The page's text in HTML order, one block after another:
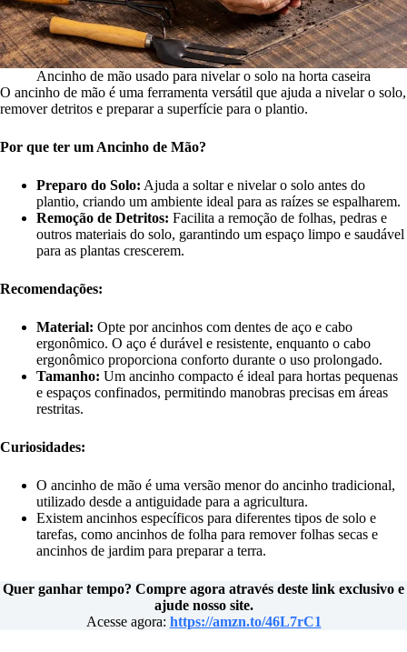
Ancinho de mão usado para nivelar o solo na horta caseira
O ancinho de mão é uma ferramenta versátil que ajuda a nivelar o solo,
remover detritos e preparar a superfície para o plantio.
Por que ter um Ancinho de Mão?
Preparo do Solo: Ajuda a soltar e nivelar o solo antes do
plantio, criando um ambiente ideal para as raízes se espalharem.
Remoção de Detritos: Facilita a remoção de folhas, pedras e
outros materiais do solo, garantindo um espaço limpo e saudável
para as plantas crescerem.
Recomendações:
Material: Opte por ancinhos com dentes de aço e cabo
ergonômico. O aço é durável e resistente, enquanto o cabo
ergonômico proporciona conforto durante o uso prolongado.
Tamanho: Um ancinho compacto é ideal para hortas pequenas
e espaços confinados, permitindo manobras precisas em áreas
restritas.
Curiosidades:
O ancinho de mão é uma versão menor do ancinho tradicional,
utilizado desde a antiguidade para a agricultura.
Existem ancinhos específicos para diferentes tipos de solo e
tarefas, como ancinhos de folha para remover folhas secas e
ancinhos de jardim para preparar a terra.
Quer ganhar tempo? Compre agora através deste link exclusivo e
ajude nosso site.
Acesse agora: https://amzn.to/46L7rC1